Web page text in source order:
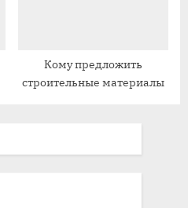
Кому предложить
строительные материалы